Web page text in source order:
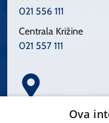
021 556 111
Centrala Križine
021 557 111
Spinčićeva 1, 21000
Ova